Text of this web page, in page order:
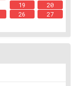
19
20
26
27